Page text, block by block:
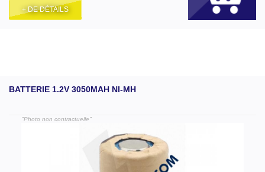
+ DE DÉTAILS
BATTERIE 1.2V 3050MAH NI-MH
"Photo non contractuelle"